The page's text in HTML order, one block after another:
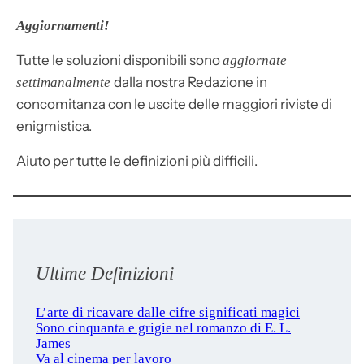
Aggiornamenti!
Tutte le soluzioni disponibili sonoaggiornate
settimanalmente dalla nostra Redazione in
concomitanza con le uscite delle maggiori riviste di
enigmistica.
Aiuto per tutte le definizioni più difficili.
Ultime Definizioni
L’arte di ricavare dalle cifre significati magici
Sono cinquanta e grigie nel romanzo di E. L.
James
Va al cinema per lavoro